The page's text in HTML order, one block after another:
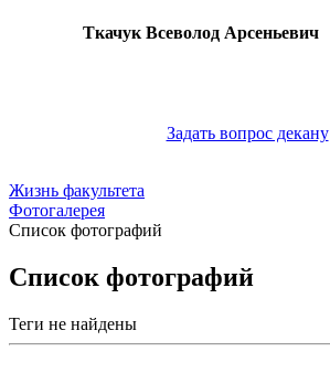
Ткачук Всеволод Арсеньевич
Задать вопрос декану
Жизнь факультета
Фотогалерея
Список фотографий
Список фотографий
Теги не найдены